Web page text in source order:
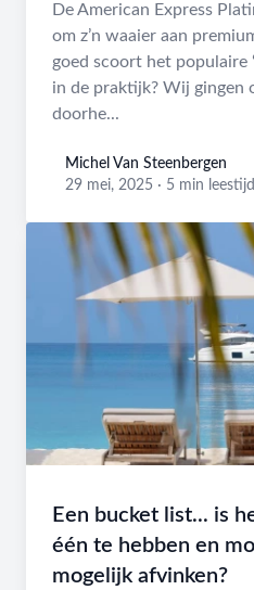
De American Express
om z’n waaier aan
goed scoort het populaire
in de praktijk? Wij gingen
doorhe...
Michel Van Steenbergen
Michel Van Steenbergen
29 mei, 2025 · 5 min leestijd
Een bucket list... is
één te hebben en
mogelijk afvinken?